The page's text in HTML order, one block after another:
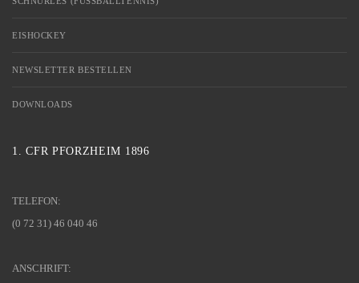
EISHOCKEY
NEWSLETTER BESTELLEN
DOWNLOADS
1. CFR PFORZHEIM 1896
TELEFON:
(0 72 31) 46 040 46
ANSCHRIFT: